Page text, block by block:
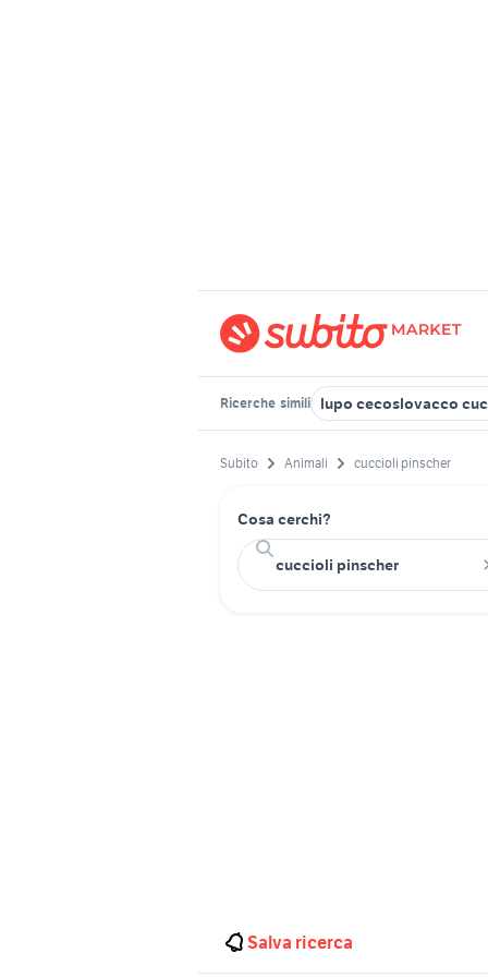
Ricerche simili lupo cecoslovacco
Subito Animali cuccioli pinscher
Cosa cerchi?
Salva ricerca